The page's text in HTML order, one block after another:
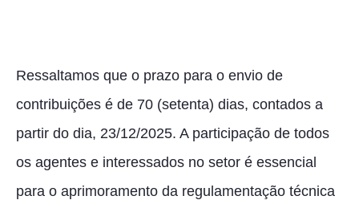
Ressaltamos que o prazo para o envio de
contribuições é de 70 (setenta) dias, contados a
partir do dia, 23/12/2025. A participação de todos
os agentes e interessados no setor é essencial
para o aprimoramento da regulamentação técnica